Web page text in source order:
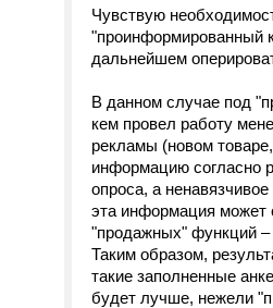
Чувствую
"проинформированный
дальнейшем
В данном случае под
кем провел работу
рекламы (новом
информацию согласно
опроса, а
эта информация может
"продажных" функций –
Таким образом,
такие заполненные
будет лучше, нежели